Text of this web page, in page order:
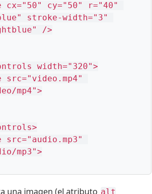
stroke-width="3"
/>
width="320">
mp4">
mp3">
una imagen (el atributo alt